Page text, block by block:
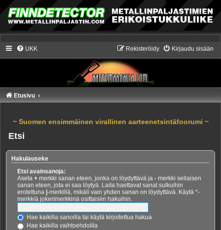
UKK Kirjaudu sisään
Rekisteröidy
Etusivu
~ Suomen ensimmäinen virallinen aarteenetsintäfoorumi ~
Etsi
Hakulauseke
Etsi avainsanoja:
Aseta + merkki sanan eteen, jonka on löydyttävä ja - merkki sellaisen
sanan eteen, jota ei saa löytyä. Laita haettavat sanat sulkuihin
erotettuna -merkillä, mikäli vain yhden sanan on löydyttävä. Käytä *-
merkkiä jokerimerkkinä osittaisiin hakuihin.
Hae kaikilla sanoilla tai käytä kirjoitettua hakua
Hae kaikilla vaihtoehdoilla